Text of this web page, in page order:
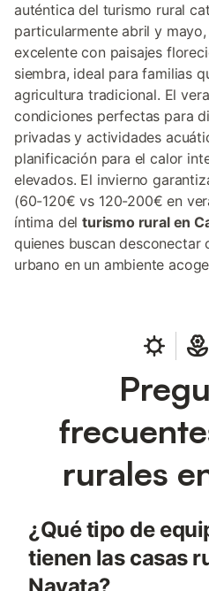
auténtica del turismo rural
particularmente abril y
excelente con paisajes
siembra, ideal para familias
agricultura tradicional. El
condiciones perfectas para
privadas y actividades
planificación para el calor
elevados. El invierno
(60-120€ vs 120-200€ en
íntima delturismo rural en
quienes buscan
urbano en un ambiente
rurales
¿Qué tipo de
tienen las casas